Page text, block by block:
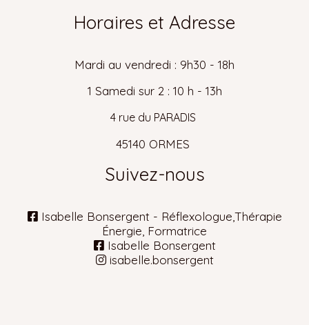
Horaires et Adresse
Mardi au vendredi : 9h30 - 18h
1 Samedi sur 2 : 10 h - 13h
4 rue du PARADIS
45140 ORMES
Suivez-nous
 Isabelle Bonsergent - Réflexologue,Thérapie
Énergie, Formatrice
 Isabelle Bonsergent
isabelle.bonsergent